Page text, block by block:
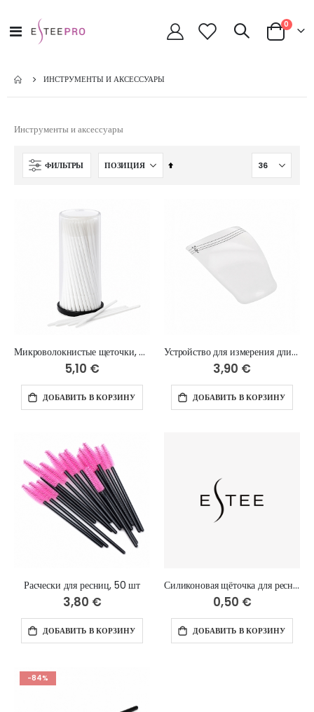
Toggle
Nav
Cart
0
ИНСТРУМЕНТЫ И АКСЕССУАРЫ
Инструменты и аксессуары
ФИЛЬТРЫ
Сортируется
убыванию
Микроволокнистые щеточки, белые , 2.0 мм 100 шт
5,10 €
ДОБАВИТЬ В КОРЗИНУ
Устройство для измерения длины ресниц
3,90 €
ДОБАВИТЬ В КОРЗИНУ
Расчески для ресниц, 50 шт
3,80 €
ДОБАВИТЬ В КОРЗИНУ
Силиконовая щёточка для ресници бровей, 1 шт
0,50 €
ДОБАВИТЬ В КОРЗИНУ
-84%